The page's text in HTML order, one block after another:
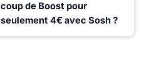
coup de Boost pour
seulement 4€ avec Sosh ?